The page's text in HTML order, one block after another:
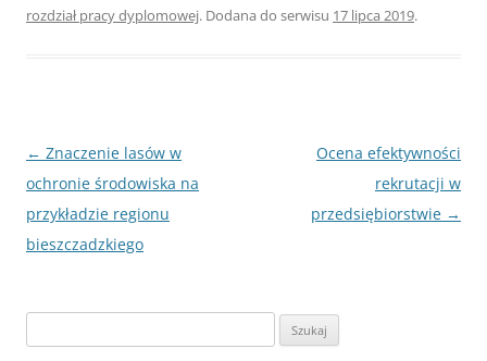
rozdział pracy dyplomowej. Dodana do serwisu 17 lipca 2019.
Nawigacja
wpisu
← Znaczenie lasów w
ochronie środowiska na
przykładzie regionu
bieszczadzkiego
Ocena efektywności
rekrutacji w
przedsiębiorstwie →
z